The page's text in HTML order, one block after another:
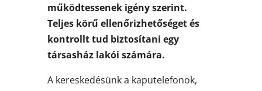
működtessenek igény szerint.
Teljes körű ellenőrizhetőséget és
kontrollt tud biztosítani egy
társasház lakói számára.
A kereskedésünk a kaputelefonok,